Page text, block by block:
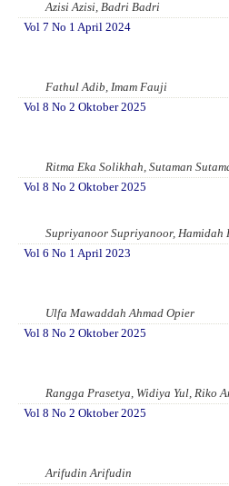
Azisi Azisi, Badri Badri
Vol 7 No 1 April 2024
Fathul Adib, Imam Fauji
Vol 8 No 2 Oktober 2025
Ritma Eka Solikhah, Sutaman
Vol 8 No 2 Oktober 2025
Supriyanoor Supriyanoor, Hamidah
Vol 6 No 1 April 2023
Ulfa Mawaddah Ahmad Opier
Vol 8 No 2 Oktober 2025
Rangga Prasetya, Widiya Yul, Riko
Vol 8 No 2 Oktober 2025
Arifudin Arifudin